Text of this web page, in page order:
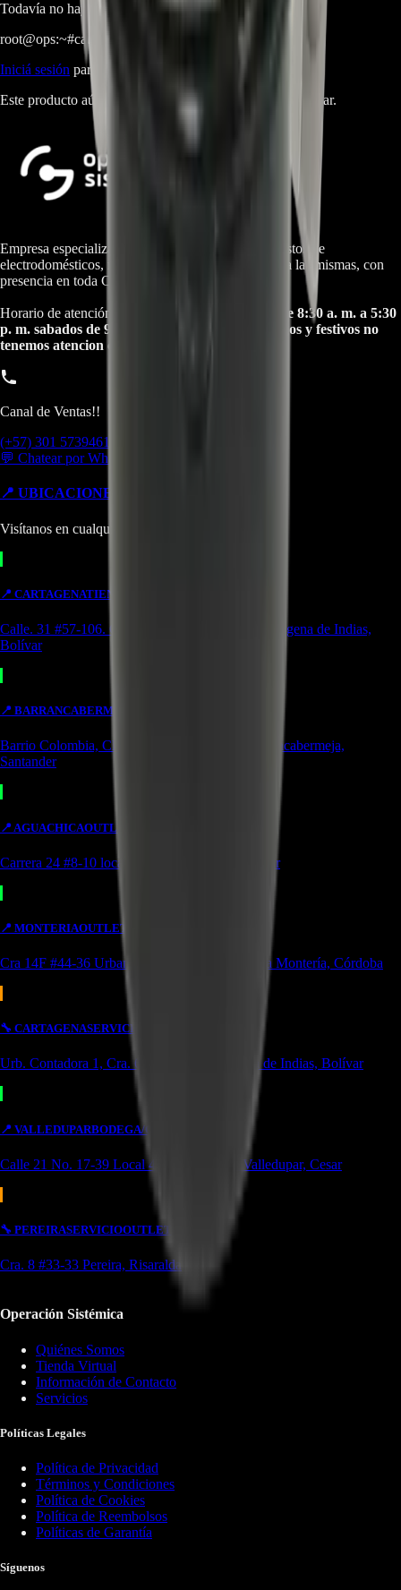
Todavía no hay preguntas respondidas. Hacé la primera.
root@ops:~#cat
Iniciá sesión para dejar una reseña.
Este producto aún no tiene reseñas. Sé el primero en opinar.
Empresa especializada en electrodomésticos, repuestos de
electrodomésticos, motos electricas y repuestos para las mismas, con
presencia en toda Colombia.
Horario de atención Call Center:
lunes a viernes de 8:30 a. m. a 5:30
p. m. sabados de 9:00 a. m. a 1:00 p. m. Domingos y festivos no
tenemos atencion online.
Canal de Ventas!!
(+57) 301 5739461
💬 Chatear por WhatsApp
📍 UBICACIONES Y SUCURSALES
Visítanos en cualquiera de nuestras tiendas
📍 CARTAGENATIENDA
Calle. 31 #57-106. CC Ejecutivos Local 130 Cartagena de Indias,
Bolívar
📍 BARRANCABERMEJA
Barrio Colombia, Cl. 49 #15-66 Local 107 Barrancabermeja,
Santander
📍 AGUACHICAOUTLET
Carrera 24 #8-10 local 2 Potozí Aguachica, Cesar
📍 MONTERIAOUTLET
Cra 14F #44-36 Urbanización Portal de Almeria Montería, Córdoba
🔧 CARTAGENASERVICIO
Urb. Contadora 1, Cra. 69 #31a-37 Cartagena de Indias, Bolívar
📍 VALLEDUPARBODEGA/OUTLET
Calle 21 No. 17-39 Local 4 Simón bolivar Valledupar, Cesar
🔧 PEREIRASERVICIOOUTLET
Cra. 8 #33-33 Pereira, Risaralda
Operación Sistémica
Quiénes Somos
Tienda Virtual
Información de Contacto
Servicios
Políticas Legales
Política de Privacidad
Términos y Condiciones
Política de Cookies
Política de Reembolsos
Políticas de Garantía
Síguenos